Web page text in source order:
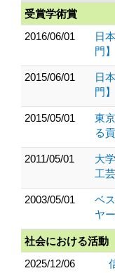
受賞学術賞
2016/06/01
日
門
2015/06/01
日
門
2015/05/01
東
る
2011/05/01
大
工
2003/05/01
ベ
ヤ
社会における活動
2025/12/06